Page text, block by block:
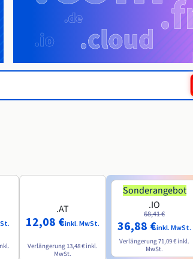
.AT
12,08 €inkl. MwSt.
Verlängerung 13,48 € inkl.
MwSt.
Sonderangebot
.IO
68,41 €
36,88 €inkl. MwSt.
Verlängerung 71,09 € inkl.
MwSt.